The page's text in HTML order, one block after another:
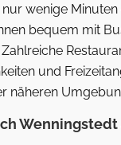
wenige
bequem mit
und
näheren
Wenningstedt